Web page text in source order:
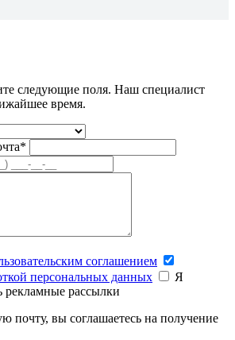
следующие поля. Наш специалист
время.
соглашением
персональных данных
Я
рекламные рассылки
почту, вы соглашаетесь на получение